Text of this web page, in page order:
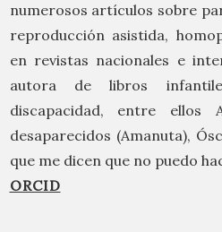
numerosos artículos sobre
reproducción asistida,
en revistas nacionales e
autora de libros
discapacidad, entre ellos
desaparecidos (Amanuta),
que me dicen que no puedo
ORCID